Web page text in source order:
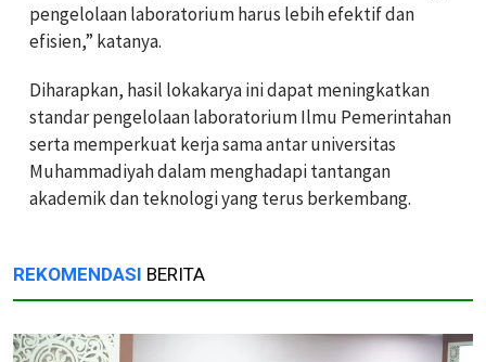
pengelolaan laboratorium harus lebih efektif dan
efisien,” katanya.
Diharapkan, hasil lokakarya ini dapat meningkatkan
standar pengelolaan laboratorium Ilmu Pemerintahan
serta memperkuat kerja sama antar universitas
Muhammadiyah dalam menghadapi tantangan
akademik dan teknologi yang terus berkembang.
REKOMENDASI BERITA